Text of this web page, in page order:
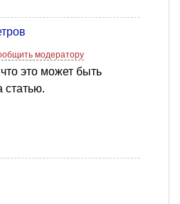
модератору
это может быть
статью.